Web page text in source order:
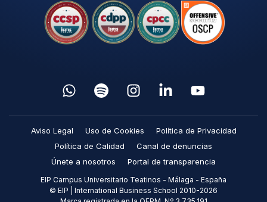
Aviso Legal Uso de Cookies
Política de Privacidad
Política de Calidad
Canal de denuncias
Únete a nosotros
Portal de transparencia
EIP Campus Universitario Teatinos - Málaga - España
© EIP | International Business School 2010-2026